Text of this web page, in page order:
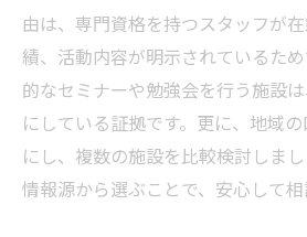
由は、専門資格を持つスタッフが
績、活動内容が明示されているた
的なセミナーや勉強会を行う施設
にしている証拠です。更に、地域
にし、複数の施設を比較検討しま
情報源から選ぶことで、安心して相